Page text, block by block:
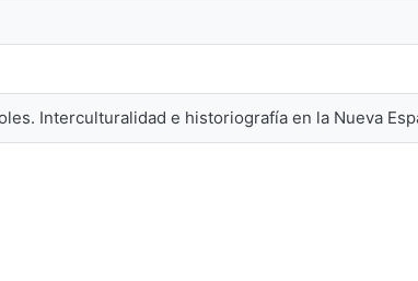
Interculturalidad e historiografía en la Nueva